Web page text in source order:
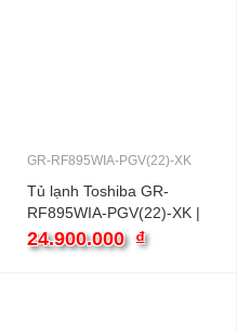
GR-RF895WIA-PGV(22)-XK
Tủ lạnh Toshiba GR-
RF895WIA-PGV(22)-XK |
758L 4 cánh inverter
24.900.000 ₫